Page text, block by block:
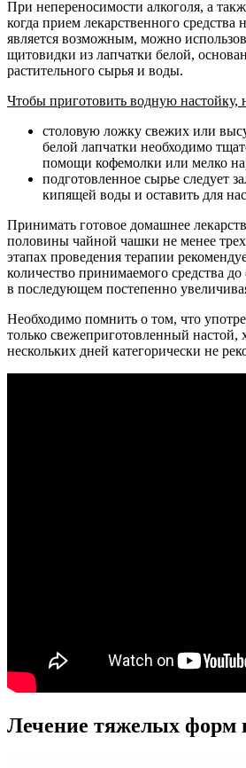
При непереносимости алкоголя, а
когда прием лекарственного средства
является возможным, можно
щитовидки из лапчатки белой,
растительного сырья и воды.
Чтобы приготовить водную настойку,
столовую ложку свежих или
белой лапчатки необходимо
помощи кофемолки или мелко
подготовленное сырье следует
кипящей воды и оставить для
Принимать готовое домашнее
половины чайной чашки не менее
этапах проведения терапии
количество принимаемого средства
в последующем постепенно
Необходимо помнить о том, что
только свежеприготовленный настой,
нескольких дней категорически не
Лечение тяжелых форм